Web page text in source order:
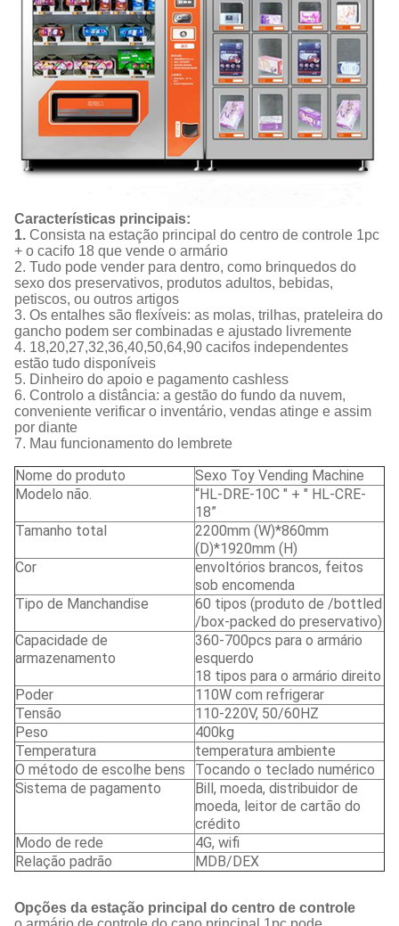
Características principais:
1. Consista na estação principal do centro de controle 1pc
+ o cacifo 18 que vende o armário
2. Tudo pode vender para dentro, como brinquedos do
sexo dos preservativos, produtos adultos, bebidas,
petiscos, ou outros artigos
3. Os entalhes são flexíveis: as molas, trilhas, prateleira do
gancho podem ser combinadas e ajustado livremente
4. 18,20,27,32,36,40,50,64,90 cacifos independentes
estão tudo disponíveis
5. Dinheiro do apoio e pagamento cashless
6. Controlo a distância: a gestão do fundo da nuvem,
conveniente verificar o inventário, vendas atinge e assim
por diante
7. Mau funcionamento do lembrete
Nome do produto
Sexo Toy Vending Machine
Modelo não.
“HL-DRE-10C " + " HL-CRE-
18”
Tamanho total
2200mm (W)*860mm
(D)*1920mm (H)
Cor
envoltórios brancos, feitos
sob encomenda
Tipo de Manchandise
60 tipos (produto de /bottled
/box-packed do preservativo)
Capacidade de
armazenamento
360-700pcs para o armário
esquerdo
18 tipos para o armário direito
Poder
110W com refrigerar
Tensão
110-220V, 50/60HZ
Peso
400kg
Temperatura
temperatura ambiente
O método de escolhe bens
Tocando o teclado numérico
Sistema de pagamento
Bill, moeda, distribuidor de
moeda, leitor de cartão do
crédito
Modo de rede
4G, wifi
Relação padrão
MDB/DEX
Opções da estação principal do centro de controle